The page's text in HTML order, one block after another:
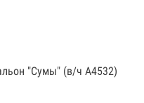
"Сумы" (в/ч А4532)